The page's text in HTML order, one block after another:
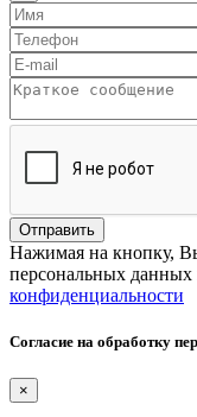
Отправить
Нажимая на кнопку,
персональных данных
конфиденциальности
Согласие на обработку
×